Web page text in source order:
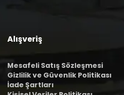
Alışveriş
Mesafeli Satış Sözleşmesi
Gizlilik ve Güvenlik Politikası
İade Şartları